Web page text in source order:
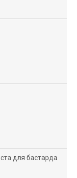
для бастарда